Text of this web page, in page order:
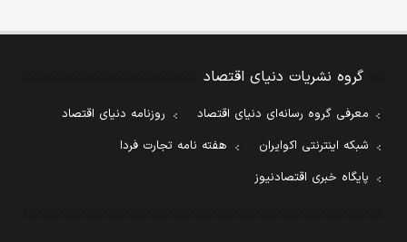
گروه نشریات دنیای اقتصاد
معرفی گروه رسانه‌ای دنیای اقتصاد
روزنامه دنیای اقتصاد
شبکه اینترنتی اکوایران
هفته نامه تجارت فردا
پایگاه خبری اقتصادنیوز